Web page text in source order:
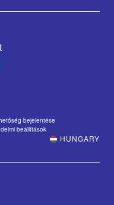
bejelentése
beállítások
HUNGARY